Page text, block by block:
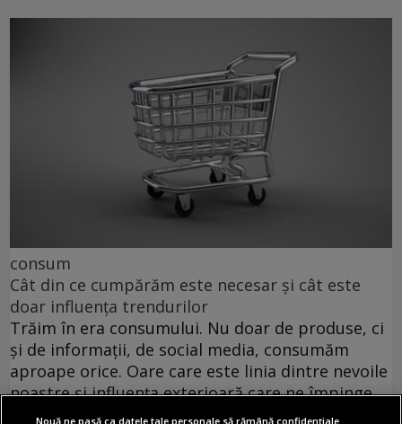
consum
Cât din ce cumpărăm este necesar și cât este
doar influența trendurilor
Trăim în era consumului. Nu doar de produse, ci
și de informații, de social media, consumăm
aproape orice. Oare care este linia dintre nevoile
noastre și influența exterioară care ne împinge
(sau ne atrage?) spre această tendință
Nouă ne pasă ca datele tale personale să rămână confidențiale